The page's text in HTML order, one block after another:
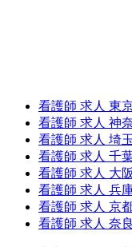
看護師 求人 東
看護師 求人 神奈
看護師 求人 埼玉
看護師 求人 千
看護師 求人 大阪
看護師 求人 兵
看護師 求人 京
看護師 求人 奈良